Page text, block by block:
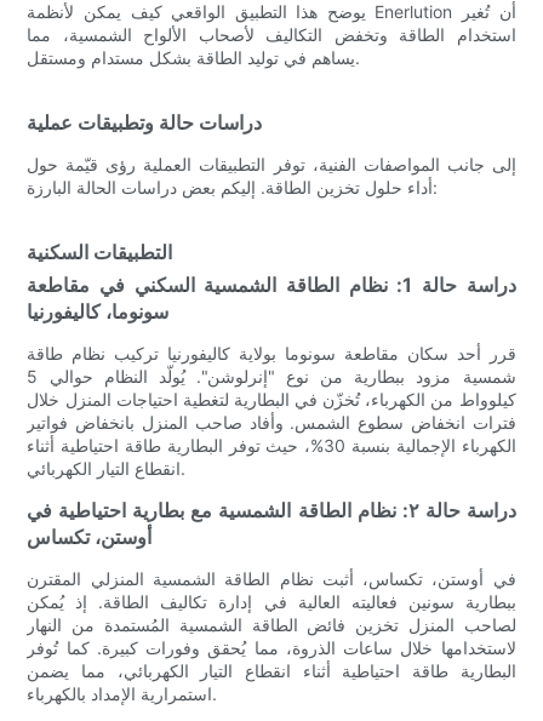
يوضح هذا التطبيق الواقعي كيف يمكن لأنظمة Enerlution أن تُغير
استخدام الطاقة وتخفض التكاليف لأصحاب الألواح الشمسية، مما
يساهم في توليد الطاقة بشكل مستدام ومستقل.
دراسات حالة وتطبيقات عملية
إلى جانب المواصفات الفنية، توفر التطبيقات العملية رؤى قيّمة حول
أداء حلول تخزين الطاقة. إليكم بعض دراسات الحالة البارزة:
التطبيقات السكنية
دراسة حالة 1: نظام الطاقة الشمسية السكني في مقاطعة
سونوما، كاليفورنيا
قرر أحد سكان مقاطعة سونوما بولاية كاليفورنيا تركيب نظام طاقة
شمسية مزود ببطارية من نوع "إنرلوشن". يُولّد النظام حوالي 5
كيلوواط من الكهرباء، تُخزّن في البطارية لتغطية احتياجات المنزل خلال
فترات انخفاض سطوع الشمس. وأفاد صاحب المنزل بانخفاض فواتير
الكهرباء الإجمالية بنسبة 30%، حيث توفر البطارية طاقة احتياطية أثناء
انقطاع التيار الكهربائي.
دراسة حالة ٢: نظام الطاقة الشمسية مع بطارية احتياطية في
أوستن، تكساس
في أوستن، تكساس، أثبت نظام الطاقة الشمسية المنزلي المقترن
ببطارية سونين فعاليته العالية في إدارة تكاليف الطاقة. إذ يُمكن
لصاحب المنزل تخزين فائض الطاقة الشمسية المُستمدة من النهار
لاستخدامها خلال ساعات الذروة، مما يُحقق وفورات كبيرة. كما تُوفر
البطارية طاقة احتياطية أثناء انقطاع التيار الكهربائي، مما يضمن
استمرارية الإمداد بالكهرباء.